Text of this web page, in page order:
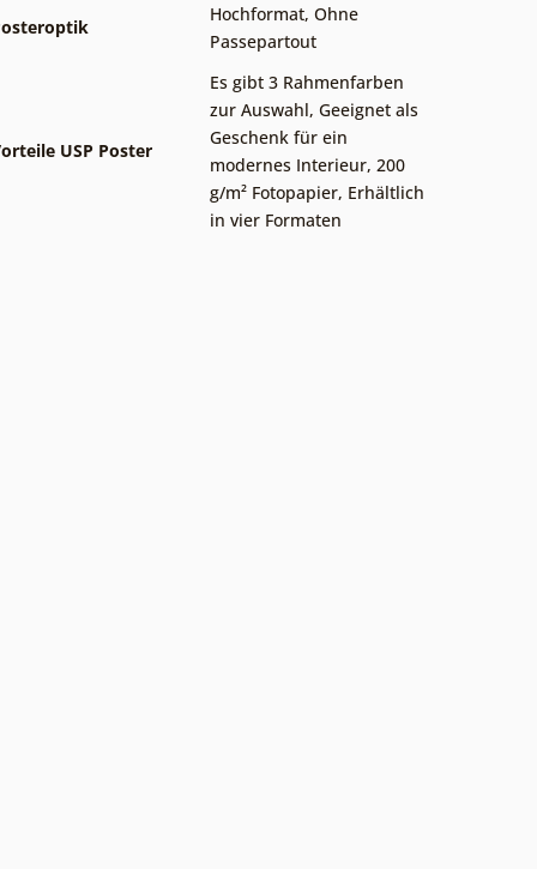
Hochformat, Ohne
Passepartout
USP Poster
Es gibt 3 Rahmenfarben
zur Auswahl, Geeignet als
Geschenk für ein
modernes Interieur, 200
g/m² Fotopapier, Erhältlich
in vier Formaten